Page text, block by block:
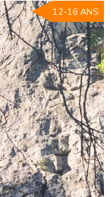
12-16 ANS